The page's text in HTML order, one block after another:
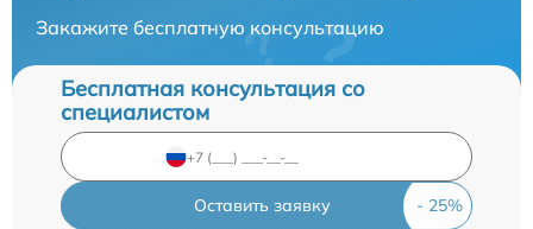
Закажите бесплатную консультацию
Бесплатная консультация со
специалистом
Оставить заявку